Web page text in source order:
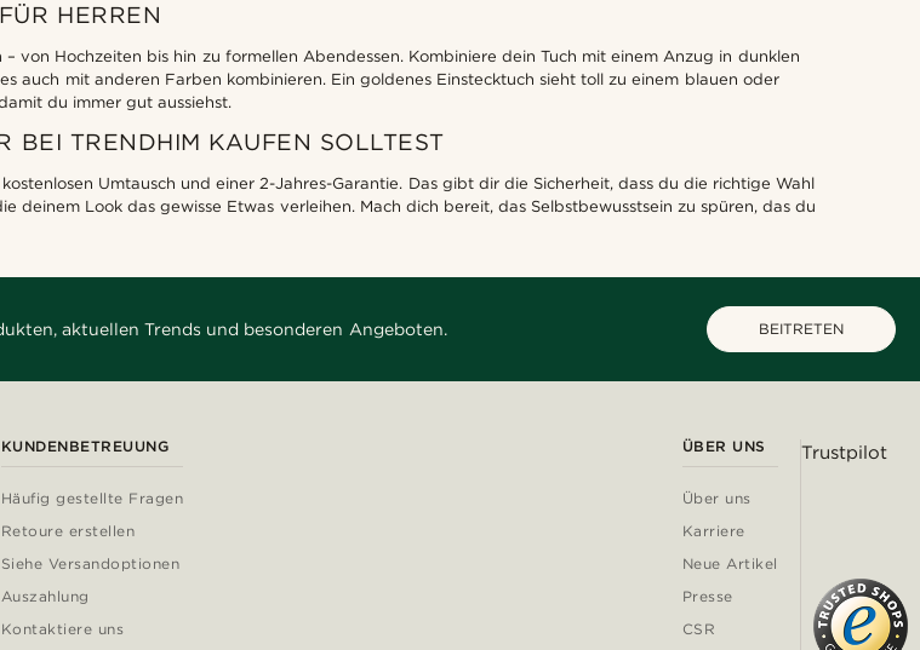
HERREN
von Hochzeiten bis hin zu formellen Abendessen. Kombiniere dein Tuch mit einem Anzug in dunklen
auch mit anderen Farben kombinieren. Ein goldenes Einstecktuch sieht toll zu einem blauen oder
du immer gut aussiehst.
BEI TRENDHIM KAUFEN SOLLTEST
Umtausch und einer 2-Jahres-Garantie. Das gibt dir die Sicherheit, dass du die richtige Wahl
Look das gewisse Etwas verleihen. Mach dich bereit, das Selbstbewusstsein zu spüren, das du
aktuellen Trends und besonderen Angeboten. BEITRETEN
KUNDENBETREUUNG
Häufig gestellte Fragen
Retoure erstellen
Siehe Versandoptionen
Auszahlung
Kontaktiere uns
ÜBER UNS
Über uns
Karriere
Neue Artikel
Presse
CSR
Trustpilot